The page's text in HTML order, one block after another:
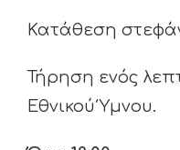
Κατάθεση
Τήρηση ενός
Εθνικού Ύμνου.